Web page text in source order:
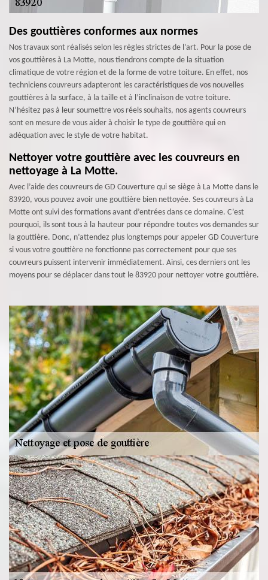
Des gouttières conformes aux normes
Nos travaux sont réalisés selon les règles strictes de l’art. Pour la pose de
vos gouttières à La Motte, nous tiendrons compte de la situation
climatique de votre région et de la forme de votre toiture. En effet, nos
techniciens couvreurs adapteront les caractéristiques de vos nouvelles
gouttières à la surface, à la taille et à l’inclinaison de votre toiture.
N’hésitez pas à leur soumettre vos réels souhaits, nos agents couvreurs
sont en mesure de vous aider à choisir le type de gouttière qui en
adéquation avec le style de votre habitat.
Nettoyer votre gouttière avec les couvreurs en
nettoyage à La Motte.
Avec l’aide des couvreurs de GD Couverture qui se siège à La Motte dans le
83920, vous pouvez avoir une gouttière bien nettoyée. Ses couvreurs à La
Motte ont suivi des formations avant d’entrées dans ce domaine. C’est
pourquoi, ils sont tous à la hauteur pour répondre toutes vos demandes sur
la gouttière. Donc, n’attendez plus longtemps pour appeler GD Couverture
si vous votre gouttière ne fonctionne pas correctement pour que ses
couvreurs puissent intervenir immédiatement. Ainsi, ces derniers ont les
moyens pour se déplacer dans tout le 83920 pour nettoyer votre gouttière.